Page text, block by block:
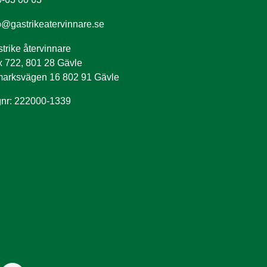
återvinnare
722, 801 28 Gävle
16 802 91 Gävle
222000-1339